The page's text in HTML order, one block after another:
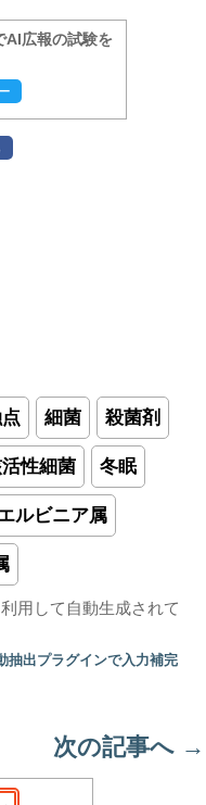
AI広報の試験を
細菌 殺菌剤
性細菌 冬眠
ルビニア属
利用して自動生成されて
抽出プラグインで入力補完
次の記事へ →